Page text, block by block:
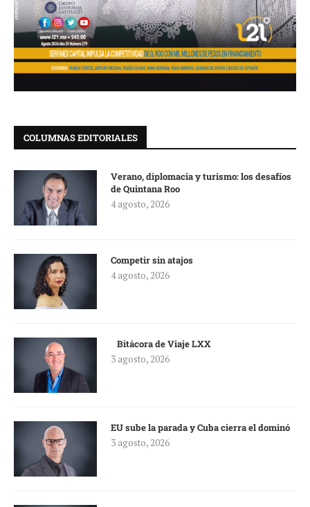
COLUMNAS EDITORIALES
Verano, diplomacia y turismo: los desafíos
de Quintana Roo
4 agosto, 2026
Competir sin atajos
4 agosto, 2026
Bitácora de Viaje LXX
3 agosto, 2026
EU sube la parada y Cuba cierra el dominó
3 agosto, 2026